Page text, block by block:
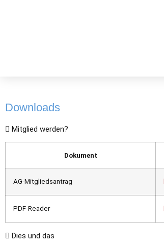
Downloads
Mitglied werden?
Dokument
AG-Mitgliedsantrag
PDF-Reader
Dies und das